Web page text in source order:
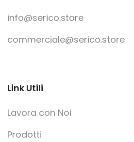
info@serico.store
commerciale@serico.store
Link Utili
Lavora con Noi
Prodotti